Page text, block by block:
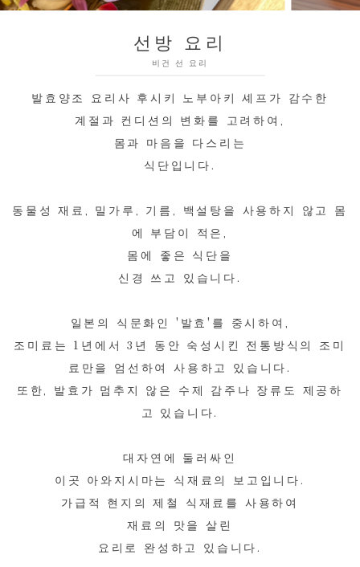
선방 요리
비건 선 요리
발효양조 요리사 후시키 노부아키 셰프가 감수한
계절과 컨디션의 변화를 고려하여,
몸과 마음을 다스리는
식단입니다.
동물성 재료, 밀가루, 기름, 백설탕을 사용하지 않고 몸
에 부담이 적은,
몸에 좋은 식단을
신경 쓰고 있습니다.
일본의 식문화인 '발효'를 중시하여,
조미료는 1년에서 3년 동안 숙성시킨 전통방식의 조미
료만을 엄선하여 사용하고 있습니다.
또한, 발효가 멈추지 않은 수제 감주나 장류도 제공하
고 있습니다.
대자연에 둘러싸인
이곳 아와지시마는 식재료의 보고입니다.
가급적 현지의 제철 식재료를 사용하여
재료의 맛을 살린
요리로 완성하고 있습니다.